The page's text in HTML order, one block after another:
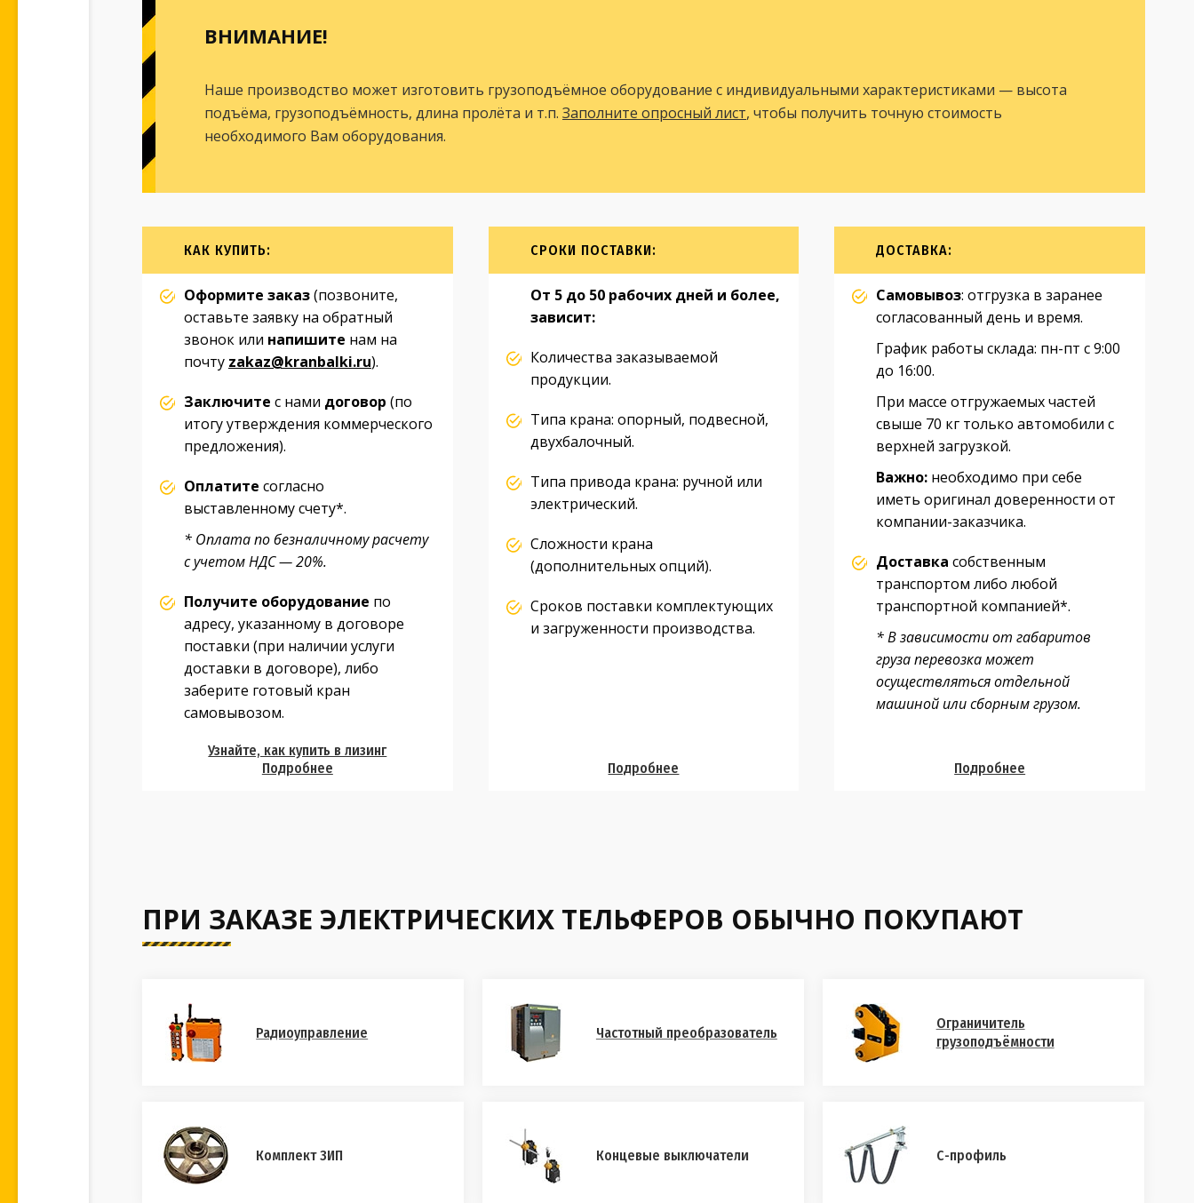
ВНИМАНИЕ!
Наше производство может изготовить грузоподъёмное оборудование с индивидуальными характеристиками — высота
подъёма, грузоподъёмность, длина пролёта и т.п. Заполните опросный лист, чтобы получить точную стоимость
необходимого Вам оборудования.
КАК КУПИТЬ:
Оформите заказ(позвоните,
оставьте заявку на обратный
звонок или напишите нам на
почту zakaz@kranbalki.ru).
Заключите с нами договор (по
итогу утверждения коммерческого
предложения).
Оплатите согласно
выставленному счету*.
* Оплата по безналичному расчету
с учетом НДС — 20%.
Получите оборудование по
адресу, указанному в договоре
поставки (при наличии услуги
доставки в договоре), либо
заберите готовый кран
самовывозом.
Узнайте, как купить в лизинг
Подробнее
СРОКИ ПОСТАВКИ:
От 5 до 50 рабочих дней и более,
зависит:
Количества заказываемой
продукции.
Типа крана: опорный, подвесной,
двухбалочный.
Типа привода крана: ручной или
электрический.
Сложности крана
(дополнительных опций).
Сроков поставки комплектующих
и загруженности производства.
Подробнее
ДОСТАВКА:
Самовывоз: отгрузка в заранее
согласованный день и время.
График работы склада: пн-пт с 9:00
до 16:00.
При массе отгружаемых частей
свыше 70 кг только автомобили с
верхней загрузкой.
Важно: необходимо при себе
иметь оригинал доверенности от
компании-заказчика.
Доставка собственным
транспортом либо любой
транспортной компанией*.
* В зависимости от габаритов
груза перевозка может
осуществляться отдельной
машиной или сборным грузом.
Подробнее
ПРИ ЗАКАЗЕ ЭЛЕКТРИЧЕСКИХ ТЕЛЬФЕРОВ ОБЫЧНО ПОКУПАЮТ
Радиоуправление Частотный преобразователь
Ограничитель
грузоподъёмности
Комплект ЗИП Концевые выключатели С-профиль